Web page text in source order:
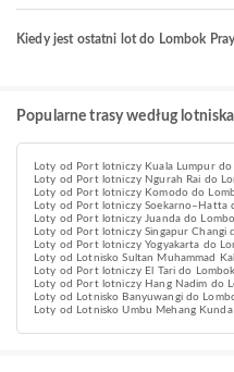
Kiedy jest ostatni lot do Lombok
Popularne trasy według
Loty od Port lotniczy Kuala Lumpur do
Loty od Port lotniczy Ngurah Rai do
Loty od Port lotniczy Komodo do
Loty od Port lotniczy Soekarno–Hatta
Loty od Port lotniczy Juanda do
Loty od Port lotniczy Singapur Changi
Loty od Port lotniczy Yogyakarta do
Loty od Lotnisko Sultan Muhammad
Loty od Port lotniczy El Tari do
Loty od Port lotniczy Hang Nadim do
Loty od Lotnisko Banyuwangi do
Loty od Lotnisko Umbu Mehang